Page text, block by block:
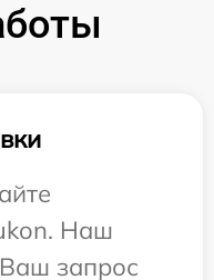
Наш
запрос